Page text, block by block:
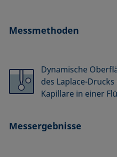
Messmethoden
Dynamische
des Laplace-
Kapillare in einer
Messergebnisse